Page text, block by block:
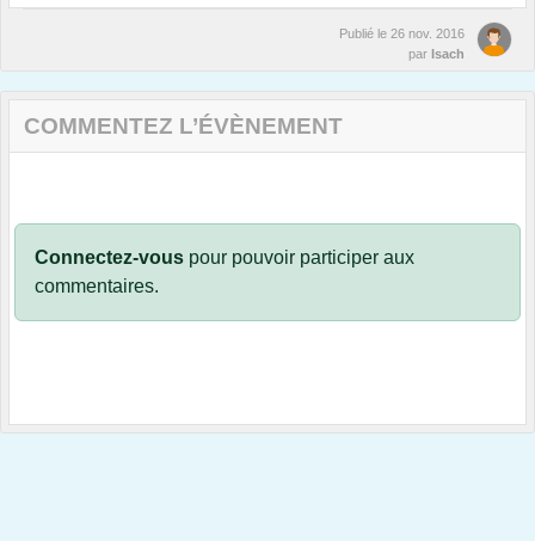
Publié le 26 nov. 2016
par Isach
COMMENTEZ L’ÉVÈNEMENT
Connectez-vous pour pouvoir participer aux
commentaires.